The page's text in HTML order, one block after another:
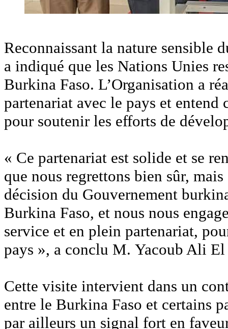
‎Reconnaissant la nature sensible
a indiqué que les Nations Unies
Burkina Faso. L’Organisation a
partenariat avec le pays et
pour soutenir les efforts de
‎« Ce partenariat est solide et se
que nous regrettons bien sûr,
décision du Gouvernement
Burkina Faso, et nous nous
service et en plein partenariat,
pays », a conclu M. Yacoub Ali
‎Cette visite intervient dans un
entre le Burkina Faso et certains
par ailleurs un signal fort en